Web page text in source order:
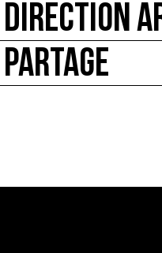
DIRECTION
PARTAGE